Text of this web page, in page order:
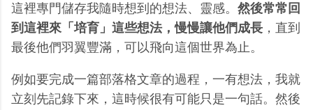
這裡專門儲存我隨時想到的想法、靈感。 然後常常回
到這裡來「培育」這些想法，慢慢讓他們成長 ，直到
最後他們羽翼豐滿，可以飛向這個世界為止。
例如要完成一篇部落格文章的過程，一有想法，我就
立刻先記錄下來，這時候很有可能只是一句話。然後